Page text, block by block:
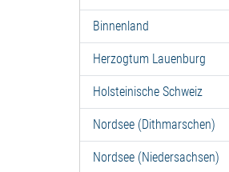
Binnenland
Herzogtum Lauenburg
Holsteinische Schweiz
Nordsee (Dithmarschen)
Nordsee (Niedersachsen)